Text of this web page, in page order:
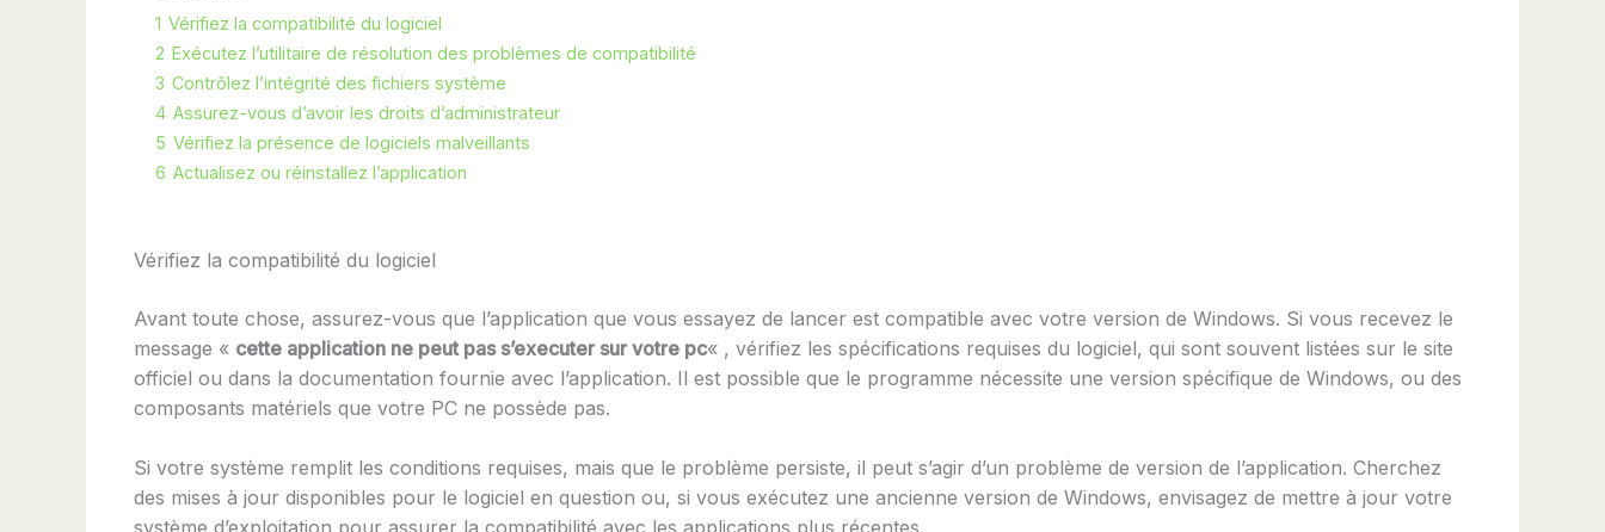
1 Vérifiez la compatibilité du logiciel
2 Exécutez l’utilitaire de résolution des problèmes de compatibilité
3 Contrôlez l’intégrité des fichiers système
4 Assurez-vous d’avoir les droits d’administrateur
5 Vérifiez la présence de logiciels malveillants
6 Actualisez ou réinstallez l’application
Vérifiez la compatibilité du logiciel
Avant toute chose, assurez-vous que l’application que vous essayez de lancer est compatible avec votre version de Windows. Si vous recevez le
message « cette application ne peut pas s’executer sur votre pc« , vérifiez les spécifications requises du logiciel, qui sont souvent listées sur le site
officiel ou dans la documentation fournie avec l’application. Il est possible que le programme nécessite une version spécifique de Windows, ou des
composants matériels que votre PC ne possède pas.
Si votre système remplit les conditions requises, mais que le problème persiste, il peut s’agir d’un problème de version de l’application. Cherchez
des mises à jour disponibles pour le logiciel en question ou, si vous exécutez une ancienne version de Windows, envisagez de mettre à jour votre